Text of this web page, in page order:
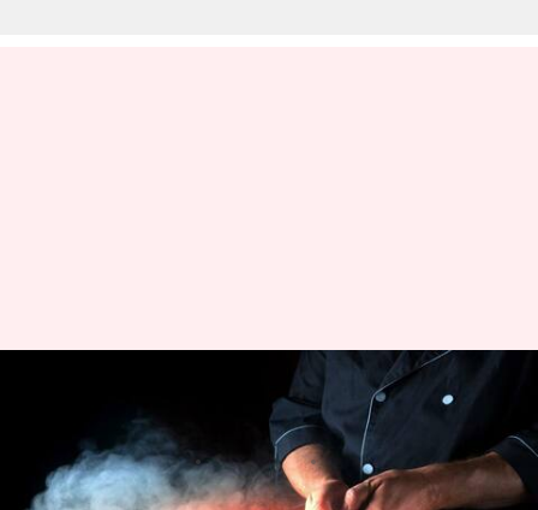
Edisi pemula: Cara-cara untuk
membiasakan diri memasak
menulis Taufiq Al Jufri May 09, 2023 10:46 am